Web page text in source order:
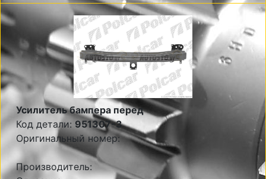
Усилитель бампера перед
Код детали: 951307-3
Оригинальный номер:
Производитель: